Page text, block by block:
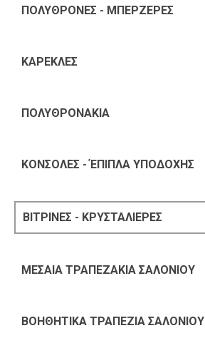
ΠΟΛΥΘΡΟΝΕΣ - ΜΠΕΡΖΕΡΕΣ
ΚΑΡΕΚΛΕΣ
ΠΟΛΥΘΡΟΝΑΚΙΑ
ΚΟΝΣΟΛΕΣ - ΈΠΙΠΛΑ ΥΠΟΔΟΧΗΣ
ΒΙΤΡΙΝΕΣ - ΚΡΥΣΤΑΛΙΕΡΕΣ
ΜΕΣΑΙΑ ΤΡΑΠΕΖΑΚΙΑ ΣΑΛΟΝΙΟΥ
ΒΟΗΘΗΤΙΚΑ ΤΡΑΠΕΖΙΑ ΣΑΛΟΝΙΟΥ